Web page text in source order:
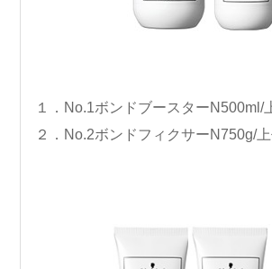
１．No.1ボンドブースターN500ml/
２．No.2ボンドフィクサーN750g/